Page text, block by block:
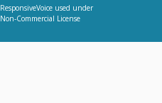
ResponsiveVoice used under
Non-Commercial License